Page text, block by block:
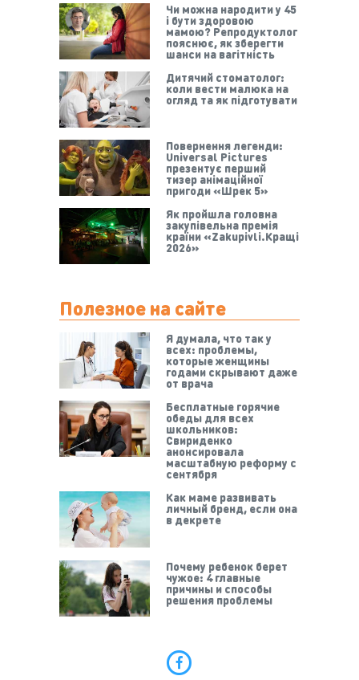
Чи можна народити у 45
і бути здоровою
мамою? Репродуктолог
пояснює, як зберегти
шанси на вагітність
Дитячий стоматолог:
коли вести малюка на
огляд та як підготувати
Повернення легенди:
Universal Pictures
презентує перший
тизер анімаційної
пригоди «Шрек 5»
Як пройшла головна
закупівельна премія
країни «Zakupivli.Кращі
2026»
Полезное на сайте
Я думала, что так у
всех: проблемы,
которые женщины
годами скрывают даже
от врача
Бесплатные горячие
обеды для всех
школьников:
Свириденко
анонсировала
масштабную реформу с
сентября
Как маме развивать
личный бренд, если она
в декрете
Почему ребенок берет
чужое: 4 главные
причины и способы
решения проблемы